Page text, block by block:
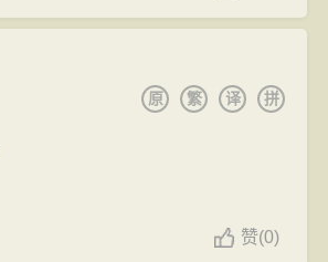
拼
译
繁
原
赞(0)